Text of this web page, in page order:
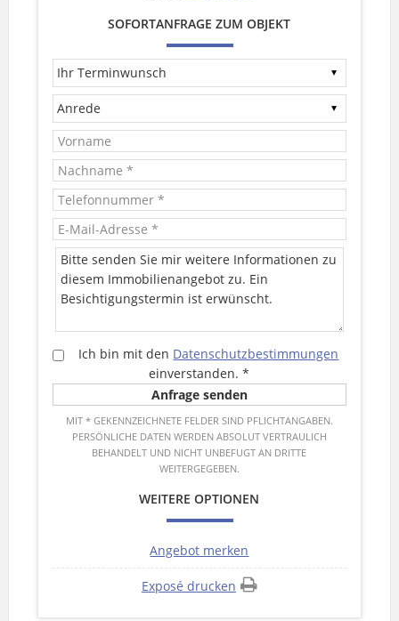
SOFORTANFRAGE ZUM OBJEKT
Ich bin mit den Datenschutzbestimmungen
einverstanden.*
MIT * GEKENNZEICHNETE FELDER SIND PFLICHTANGABEN.
PERSÖNLICHE DATEN WERDEN ABSOLUT VERTRAULICH
BEHANDELT UND NICHT UNBEFUGT AN DRITTE
WEITERGEGEBEN.
WEITERE OPTIONEN
Angebot merken
Exposé drucken